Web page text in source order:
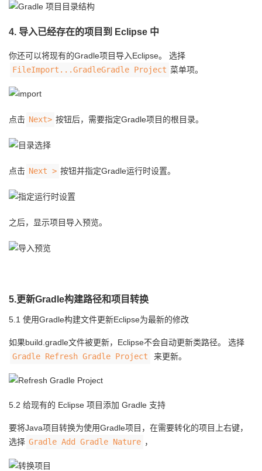
4. 导入已经存在的项目到 Eclipse 中
你还可以将现有的Gradle项目导入Eclipse。 选择
FileImport...GradleGradle Project 菜单项。
点击 Next> 按钮后，需要指定Gradle项目的根目录。
点击 Next > 按钮并指定Gradle运行时设置。
之后，显示项目导入预览。
5.更新Gradle构建路径和项目转换
5.1 使用Gradle构建文件更新Eclipse为最新的修改
如果build.gradle文件被更新，Eclipse不会自动更新类路径。 选择
Gradle Refresh Gradle Project
来更新。
5.2 给现有的 Eclipse 项目添加 Gradle 支持
要将Java项目转换为使用Gradle项目，在需要转化的项目上右键，
选择 Gradle Add Gradle Nature ，